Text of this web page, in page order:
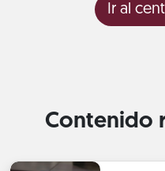
Ir al
Contenido